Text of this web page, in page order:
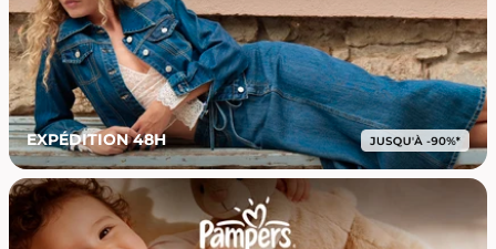
EXPÉDITION 48H